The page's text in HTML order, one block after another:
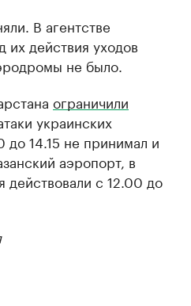
В агентстве
их действия уходов
не было.
ограничили
украинских
до 14.15 не принимал и
аэропорт, в
действовали с 12.00 до